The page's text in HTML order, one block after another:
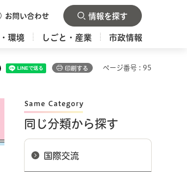
お問い合わせ 情報を探す
環境 しごと・産業 市政情報
印刷する ページ番号 : 95
同じ分類から探す
国際交流